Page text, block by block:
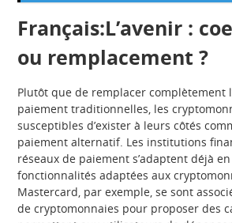
Français:L’avenir :
ou remplacement ?
Plutôt que de remplacer complètement
paiement traditionnelles, les
susceptibles d’exister à leurs côtés
paiement alternatif. Les institutions
réseaux de paiement s’adaptent déjà
fonctionnalités adaptées aux
Mastercard, par exemple, se sont
de cryptomonnaies pour proposer des